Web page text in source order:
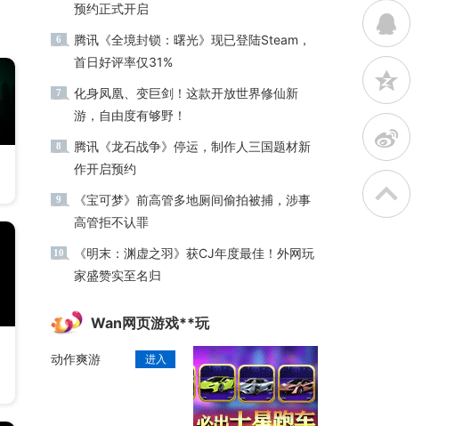
预约正式开启
6
腾讯《全境封锁：曙光》现已登陆Steam，
首日好评率仅31%
7
化身凤凰、变巨剑！这款开放世界修仙新
游，自由度有够野！
8
腾讯《龙石战争》停运，制作人三国题材新
作开启预约
9
《宝可梦》前高管多地厕间偷拍被捕，涉事
高管拒不认罪
10
《明末：渊虚之羽》获CJ年度最佳！外网玩
家盛赞实至名归
Wan网页游戏**玩
动作爽游 进入
q
z
t